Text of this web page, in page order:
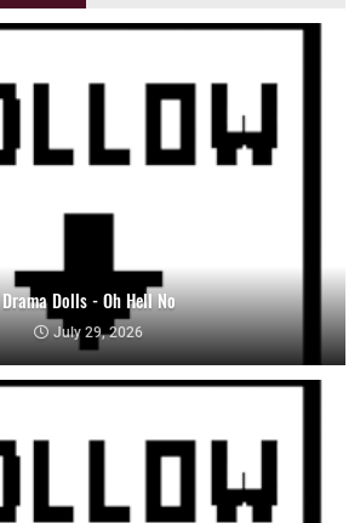
Drama Dolls - Oh Hell No
July 29, 2026